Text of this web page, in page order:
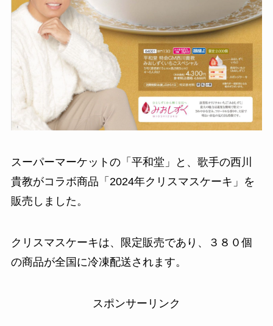
スーパーマーケットの「平和堂」と、歌手の西川
貴教がコラボ商品「2024年クリスマスケーキ」を
販売しました。
クリスマスケーキは、限定販売であり、３８０個
の商品が全国に冷凍配送されます。
スポンサーリンク